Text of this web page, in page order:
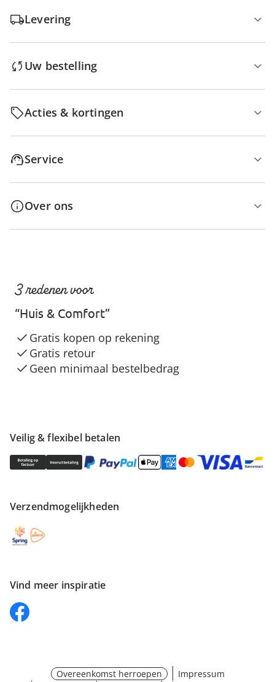
Levering
Uw bestelling
Acties & kortingen
Service
Over ons
Veilig & flexibel betalen
Verzendmogelijkheden
Vind meer inspiratie
3 redenen voor
“Huis & Comfort”
Gratis kopen op rekening
Gratis retour
Geen minimaal bestelbedrag
Overeenkomst herroepen
Impressum